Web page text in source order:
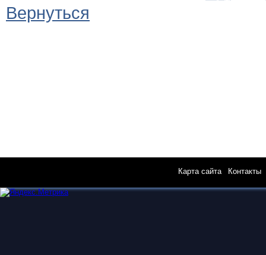
Вернуться
Карта сайта| Контакты